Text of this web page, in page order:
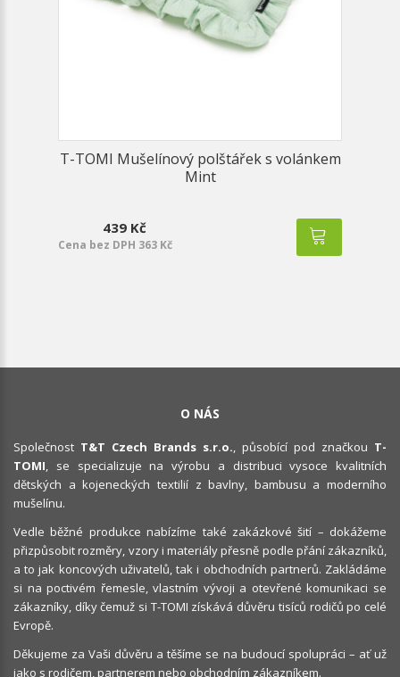
T-TOMI Mušelínový polštářek s volánkem
Mint
439 Kč
Cena bez DPH 363 Kč
O NÁS
Společnost T&T Czech Brands s.r.o. , působící pod značkou T-
TOMI , se specializuje na výrobu a distribuci vysoce kvalitních
dětských a kojeneckých textilií z bavlny, bambusu a moderního
mušelínu.
Vedle běžné produkce nabízíme také zakázkové šití – dokážeme
přizpůsobit rozměry, vzory i materiály přesně podle přání zákazníků,
a to jak koncových uživatelů, tak i obchodních partnerů. Zakládáme
si na poctivém řemesle, vlastním vývoji a otevřené komunikaci se
zákazníky, díky čemuž si T-TOMI získává důvěru tisíců rodičů po celé
Evropě.
Děkujeme za Vaši důvěru a těšíme se na budoucí spolupráci – ať už
jako s rodičem, partnerem nebo obchodním zákazníkem.